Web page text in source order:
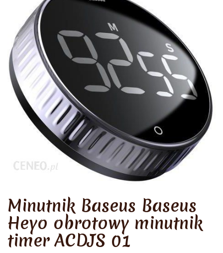
Minutnik Baseus Baseus
Heyo obrotowy minutnik
timer ACDJS 01